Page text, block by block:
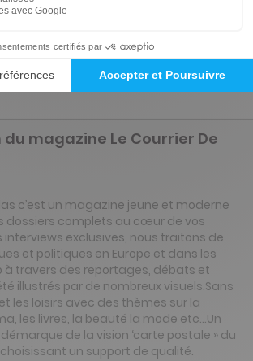
6 mois, puis 2,50 € par n°
magazine Le Courrier De
c’est un magazine jeune et moderne
dossiers complets au cœur de vos
exclusives, nous traitons de
et politiques en Europe et dans les
à travers des reportages, débats et
illustrés par de nombreux visuels.Sans
les loisirs avec des thèmes sur la
les livres, la beauté la mode etc…Un
de la vision ‘carte postale » du
un support de qualité.